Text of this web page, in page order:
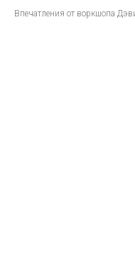
Впечатления от воркшопа